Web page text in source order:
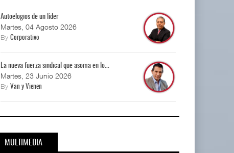
Autoelogios de un líder
Martes, 04 Agosto 2026
ByCorporativo
La nueva fuerza sindical que asoma en lo...
Martes, 23 Junio 2026
ByVan y Vienen
MULTIMEDIA